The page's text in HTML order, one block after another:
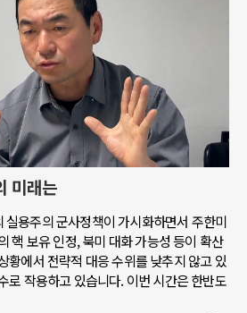
미래는
실용주의 군사정책이 가시화하면서 주한미
핵 보유 인정, 북미 대화 가능성 등이 확산
황에서 전략적 대응 수위를 낮추지 않고 있
로 작용하고 있습니다. 이번 시간은 한반도